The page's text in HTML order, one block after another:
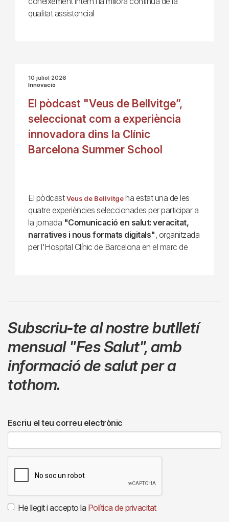
qualitat assistencial
10 juliol 2026
Innovació
El pòdcast "Veus de Bellvitge”,
seleccionat com a experiència
innovadora dins la Clínic
Barcelona Summer School
El pòdcast Veus de Bellvitgeha estat una de les
quatre experiències seleccionades per participar a
la jornada "Comunicació en salut: veracitat,
narratives i nous formats digitals" , organitzada
per l'Hospital Clínic de Barcelona en el marc de
Subscriu-te al nostre butlletí
mensual "Fes Salut",amb
informació de salut per a
tothom.
Escriu el teu correu electrònic
He llegit i accepto la Política de privacitat